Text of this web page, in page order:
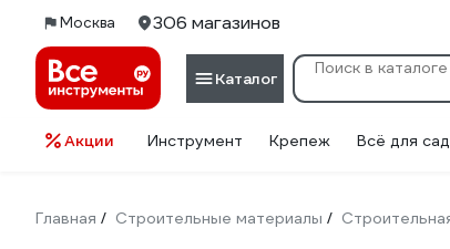
Москва 306 магазинов
Каталог
Акции Инструмент Крепеж Всё для
Главная / Строительные материалы /